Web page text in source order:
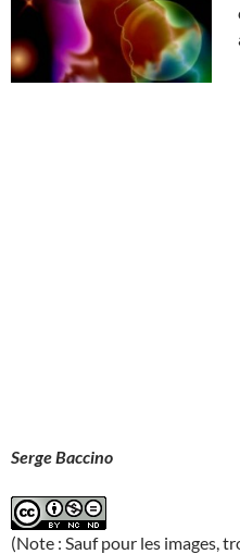
Serge Baccino
(Note : Sauf pour les images,